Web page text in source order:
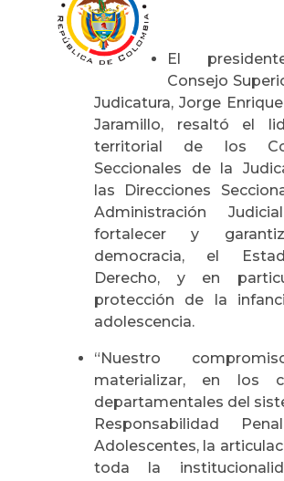
El
Consejo
Judicatura, Jorge
Jaramillo, resaltó el
territorial de los
Seccionales de la
las Direcciones
Administración
fortalecer y
democracia, el
Derecho, y en
protección de la
adolescencia.
“Nuestro
materializar, en los
departamentales del
Responsabilidad
Adolescentes, la
toda la